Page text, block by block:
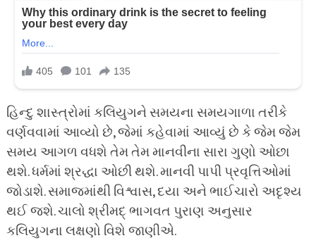
હિન્દુ શાસ્ત્રોમાં કલિયુગને સમયના સમયગાળા તરીકે
વર્ણવવામાં આવ્યો છે, જેમાં કહેવામાં આવ્યું છે કે જેમ જેમ
સમય આગળ વધશે તેમ તેમ માનવીના સારા ગુણો ઓછા
થશે. ધર્મમાં શ્રદ્ધા ઓછી થશે. માનવી પાપી પ્રવૃત્તિઓમાં
જોડાશે. સમાજમાંથી વિશ્વાસ, દયા અને ભાઈચારો અદૃશ્ય
થઈ જશે. ચાલો શ્રીમદ્ ભાગવત પુરાણ અનુસાર
કલિયુગના લક્ષણો વિશે જાણીએ.